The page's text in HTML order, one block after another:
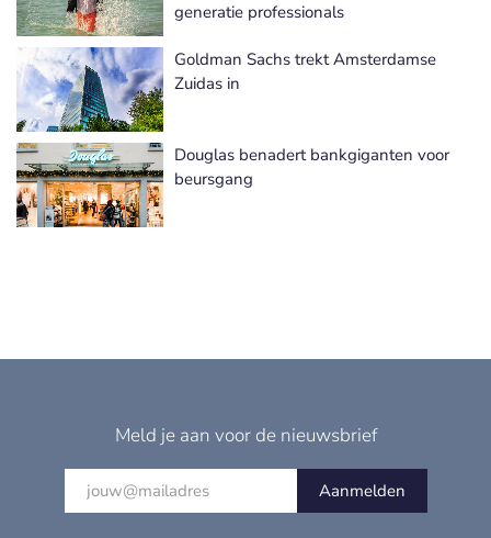
generatie professionals
Goldman Sachs trekt Amsterdamse
Zuidas in
Douglas benadert bankgiganten voor
beursgang
Meld je aan voor de nieuwsbrief
Aanmelden